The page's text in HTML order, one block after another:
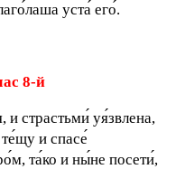
уста́ его́.
8-й
страстьми́ уя́звлена,
и спасе́
та́ко и ны́не посети́,